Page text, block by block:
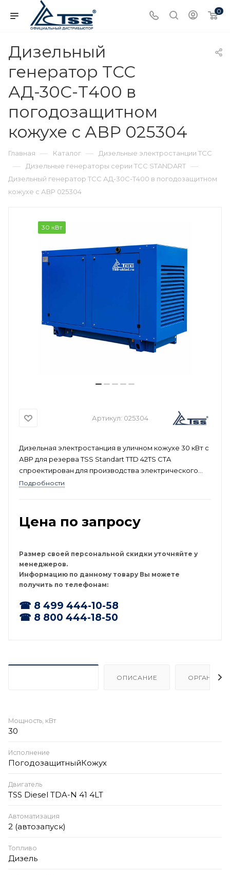
0
Дизельный
генератор ТСС
АД-30С-Т400 в
погодозащитном
кожухе с АВР 025304
Главная — Каталог — Дизельные электростанции ТСС
— Дизельные генераторы серии ТСС STANDART —
Дизельный генератор ТСС АД-30С-Т400 в погодозащитном
кожухе с АВР 025304
30 кВт
Артикул: 025304
Дизельная электростанция в уличном кожухе 30 кВт с
АВР для резерва TSS Standart TTD 42TS CTA
спроектирован для производства электрического
тока с напряжением 400 В и номинальной мощностью
Евразийского союза.
Подробности
Цена по запросу
Размер своей персональной скидки уточняйте у
менеджеров.
Информацию по данному товару Вы можете
получить по телефонам:
☎ 8 499 444-10-58
☎ 8 800 444-18-50
ОПИСАНИЕ
Мощность, кВт
30
Исполнение
ПогодозащитныйКожух
Двигатель
TSS Diesel TDA-N 41 4LT
Автоматизация
2 (автозапуск)
Топливо
Дизель